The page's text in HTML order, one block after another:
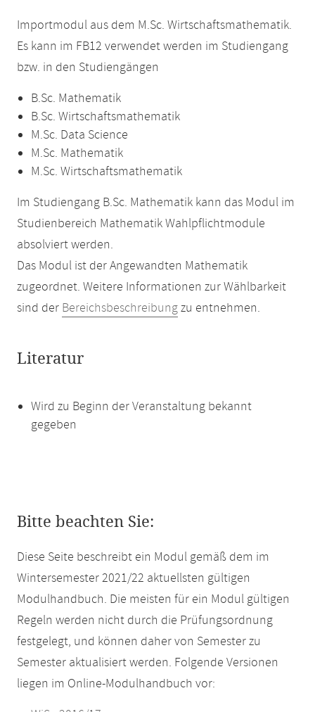
Importmodul aus dem M.Sc. Wirtschaftsmathematik.
Es kann im FB12 verwendet werden im Studiengang
bzw. in den Studiengängen
B.Sc. Mathematik
B.Sc. Wirtschaftsmathematik
M.Sc. Data Science
M.Sc. Mathematik
M.Sc. Wirtschaftsmathematik
Im Studiengang B.Sc. Mathematik kann das Modul im
Studienbereich Mathematik Wahlpflichtmodule
absolviert werden.
Das Modul ist der Angewandten Mathematik
zugeordnet. Weitere Informationen zur Wählbarkeit
sind der Bereichsbeschreibungzu entnehmen.
Literatur
Wird zu Beginn der Veranstaltung bekannt
gegeben
Bitte beachten Sie:
Diese Seite beschreibt ein Modul gemäß dem im
Wintersemester 2021/22 aktuellsten gültigen
Modulhandbuch. Die meisten für ein Modul gültigen
Regeln werden nicht durch die Prüfungsordnung
festgelegt, und können daher von Semester zu
Semester aktualisiert werden. Folgende Versionen
liegen im Online-Modulhandbuch vor: